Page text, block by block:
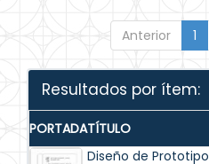
Anterior 1
Resultados por ítem:
PORTADATÍTULO
Diseño de Prototipo